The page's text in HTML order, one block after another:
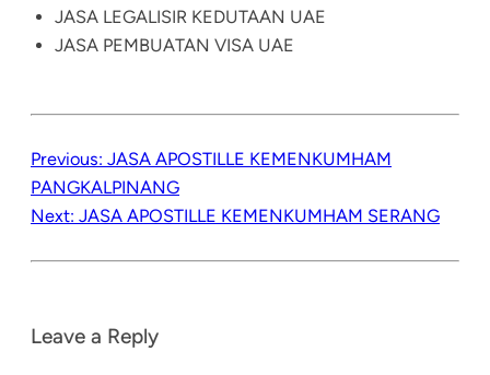
JASA LEGALISIR KEDUTAAN UAE
JASA PEMBUATAN VISA UAE
Previous: JASA APOSTILLE KEMENKUMHAM
PANGKALPINANG
Next: JASA APOSTILLE KEMENKUMHAM SERANG
Leave a Reply